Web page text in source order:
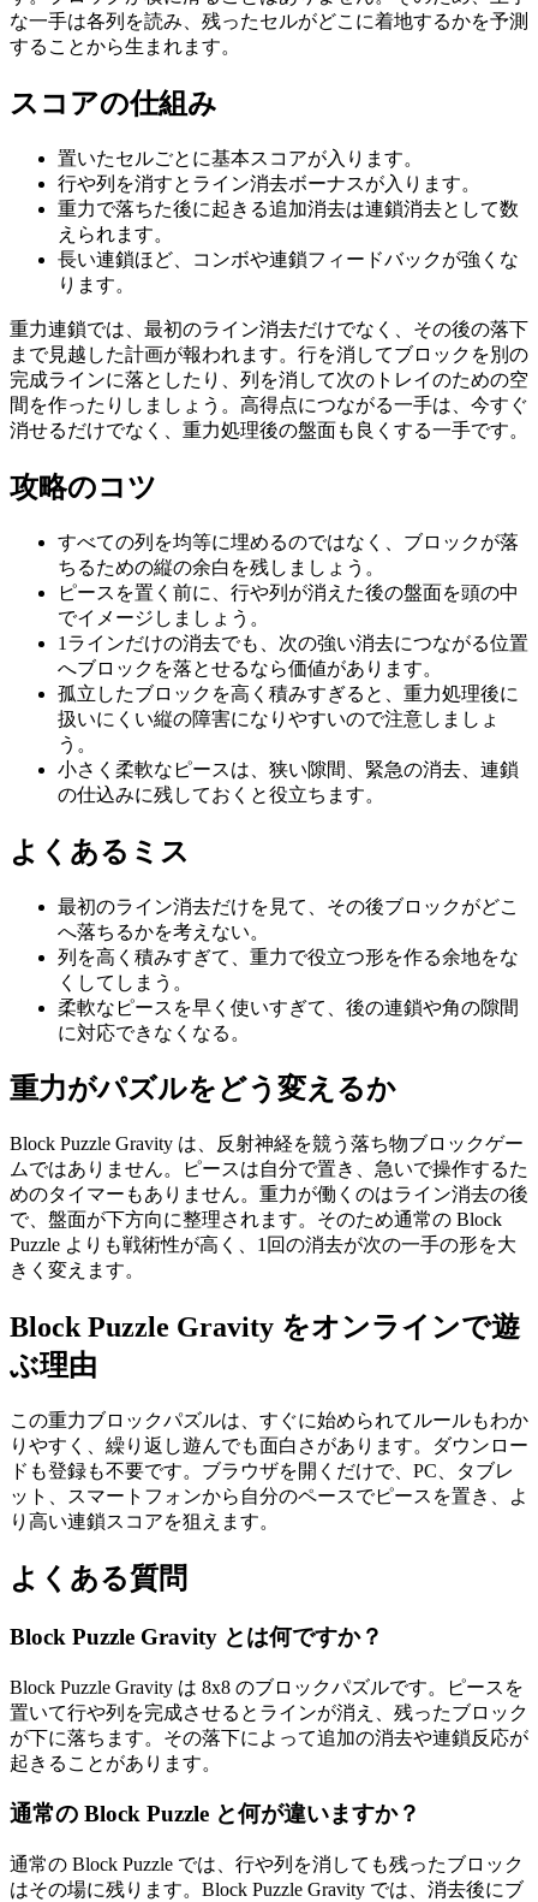
な一手は各列を読み、残ったセルがどこに着地するかを予測
することから生まれます。
スコアの仕組み
置いたセルごとに基本スコアが入ります。
行や列を消すとライン消去ボーナスが入ります。
重力で落ちた後に起きる追加消去は連鎖消去として数
えられます。
長い連鎖ほど、コンボや連鎖フィードバックが強くな
ります。
重力連鎖では、最初のライン消去だけでなく、その後の落下
まで見越した計画が報われます。行を消してブロックを別の
完成ラインに落としたり、列を消して次のトレイのための空
間を作ったりしましょう。高得点につながる一手は、今すぐ
消せるだけでなく、重力処理後の盤面も良くする一手です。
攻略のコツ
すべての列を均等に埋めるのではなく、ブロックが落
ちるための縦の余白を残しましょう。
ピースを置く前に、行や列が消えた後の盤面を頭の中
でイメージしましょう。
1ラインだけの消去でも、次の強い消去につながる位置
へブロックを落とせるなら価値があります。
孤立したブロックを高く積みすぎると、重力処理後に
扱いにくい縦の障害になりやすいので注意しましょ
う。
小さく柔軟なピースは、狭い隙間、緊急の消去、連鎖
の仕込みに残しておくと役立ちます。
よくあるミス
最初のライン消去だけを見て、その後ブロックがどこ
へ落ちるかを考えない。
列を高く積みすぎて、重力で役立つ形を作る余地をな
くしてしまう。
柔軟なピースを早く使いすぎて、後の連鎖や角の隙間
に対応できなくなる。
重力がパズルをどう変えるか
Block Puzzle Gravity は、反射神経を競う落ち物ブロックゲー
ムではありません。ピースは自分で置き、急いで操作するた
めのタイマーもありません。重力が働くのはライン消去の後
で、盤面が下方向に整理されます。そのため通常の Block
Puzzle よりも戦術性が高く、1回の消去が次の一手の形を大
きく変えます。
Block Puzzle Gravity をオンラインで遊
ぶ理由
この重力ブロックパズルは、すぐに始められてルールもわか
りやすく、繰り返し遊んでも面白さがあります。ダウンロー
ドも登録も不要です。ブラウザを開くだけで、PC、タブレ
ット、スマートフォンから自分のペースでピースを置き、よ
り高い連鎖スコアを狙えます。
よくある質問
Block Puzzle Gravity とは何ですか？
Block Puzzle Gravity は 8x8 のブロックパズルです。ピースを
置いて行や列を完成させるとラインが消え、残ったブロック
が下に落ちます。その落下によって追加の消去や連鎖反応が
起きることがあります。
通常の Block Puzzle と何が違いますか？
通常の Block Puzzle では、行や列を消しても残ったブロック
はその場に残ります。Block Puzzle Gravity では、消去後にブ